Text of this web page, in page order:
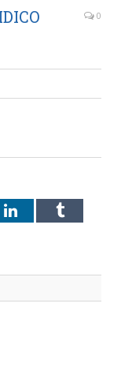
0
LinkedInTumblr